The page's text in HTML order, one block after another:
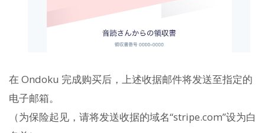
在 Ondoku 完成购买后，上述收据邮件将发送至指定的
电子邮箱。
（为保险起见，请将发送收据的域名“stripe.com”设为白